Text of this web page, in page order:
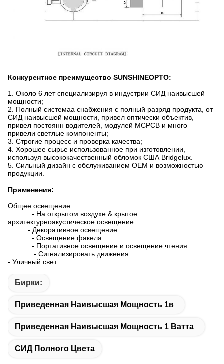
Конкурентное преимущество SUNSHINEOPTO:
1. Около 6 лет специализируя в индустрии СИД наивысшей
мощности;
2. Полный системаа снабжения с полный разряд продукта, от
СИД наивысшей мощности, привел оптически объектив,
привел постоянн водителей, модулей MCPCB и много
привели светлые компоненты;
3. Строгие процесс и проверка качества;
4. Хорошее сырье использованное при изготовлении,
используя высококачественный обломок США Bridgelux.
5. Сильный дизайн с обслуживанием OEM и возможностью
продукции.
Применения:
Общее освещение
- На открытом воздухе & крытое
архитектурноакустическое освещение
- Декоративное освещение
- Освещение факела
- Портативное освещение и освещение чтения
- Сигнализировать движения
- Уличный свет
Бирки:
Приведенная Наивысшая Мощность 1в
Приведенная Наивысшая Мощность 1 Ватта
СИД Полного Цвета